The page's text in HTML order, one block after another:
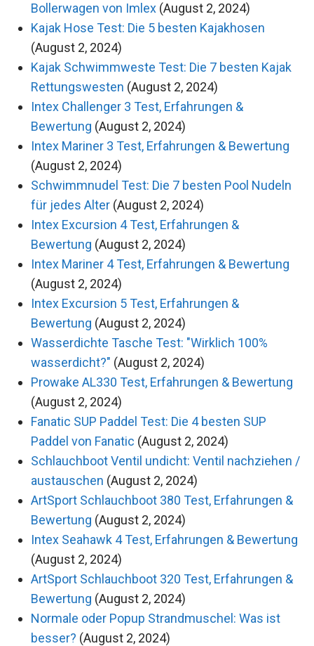
Bollerwagen von Imlex (August 2, 2024)
Kajak Hose Test: Die 5 besten Kajakhosen
(August 2, 2024)
Kajak Schwimmweste Test: Die 7 besten Kajak
Rettungswesten (August 2, 2024)
Intex Challenger 3 Test, Erfahrungen &
Bewertung (August 2, 2024)
Intex Mariner 3 Test, Erfahrungen & Bewertung
(August 2, 2024)
Schwimmnudel Test: Die 7 besten Pool Nudeln
für jedes Alter (August 2, 2024)
Intex Excursion 4 Test, Erfahrungen &
Bewertung (August 2, 2024)
Intex Mariner 4 Test, Erfahrungen & Bewertung
(August 2, 2024)
Intex Excursion 5 Test, Erfahrungen &
Bewertung (August 2, 2024)
Wasserdichte Tasche Test: "Wirklich 100%
wasserdicht?" (August 2, 2024)
Prowake AL330 Test, Erfahrungen & Bewertung
(August 2, 2024)
Fanatic SUP Paddel Test: Die 4 besten SUP
Paddel von Fanatic (August 2, 2024)
Schlauchboot Ventil undicht: Ventil nachziehen /
austauschen (August 2, 2024)
ArtSport Schlauchboot 380 Test, Erfahrungen &
Bewertung (August 2, 2024)
Intex Seahawk 4 Test, Erfahrungen & Bewertung
(August 2, 2024)
ArtSport Schlauchboot 320 Test, Erfahrungen &
Bewertung (August 2, 2024)
Normale oder Popup Strandmuschel: Was ist
besser? (August 2, 2024)